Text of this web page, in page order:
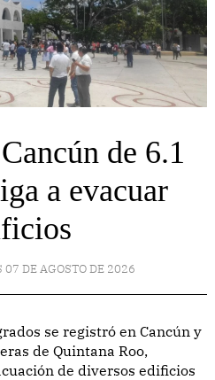
de 6.1
a evacuar
07 DE AGOSTO DE 2026
de Quintana Roo,
de diversos edificios